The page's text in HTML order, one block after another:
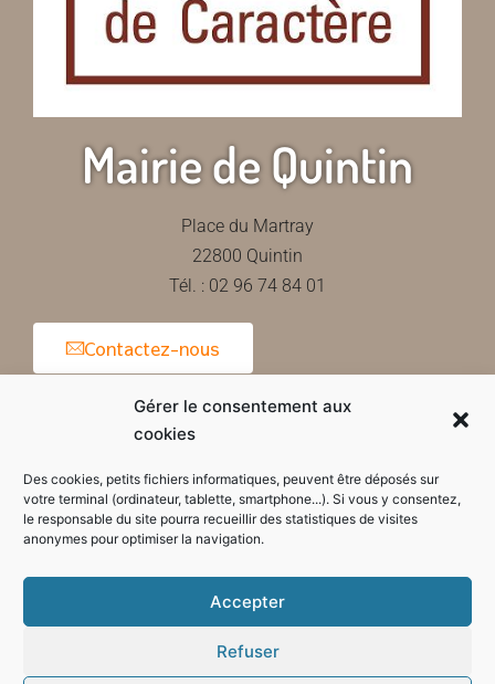
Gérer le consentement aux
cookies
Des cookies, petits fichiers informatiques, peuvent être déposés sur
votre terminal (ordinateur, tablette, smartphone...). Si vous y consentez,
le responsable du site pourra recueillir des statistiques de visites
anonymes pour optimiser la navigation.
Accepter
Refuser
Mairie de Quintin
Place du Martray
22800 Quintin
Tél. : 02 96 74 84 01
Contactez-nous
Horaires d'ouverture de la mairie